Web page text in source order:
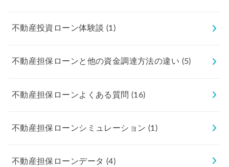
不動産投資ローン体験談 (1)
不動産担保ローンと他の資金調達方法の違い (5)
不動産担保ローンよくある質問(16)
不動産担保ローンシミュレーション (1)
不動産担保ローンデータ (4)